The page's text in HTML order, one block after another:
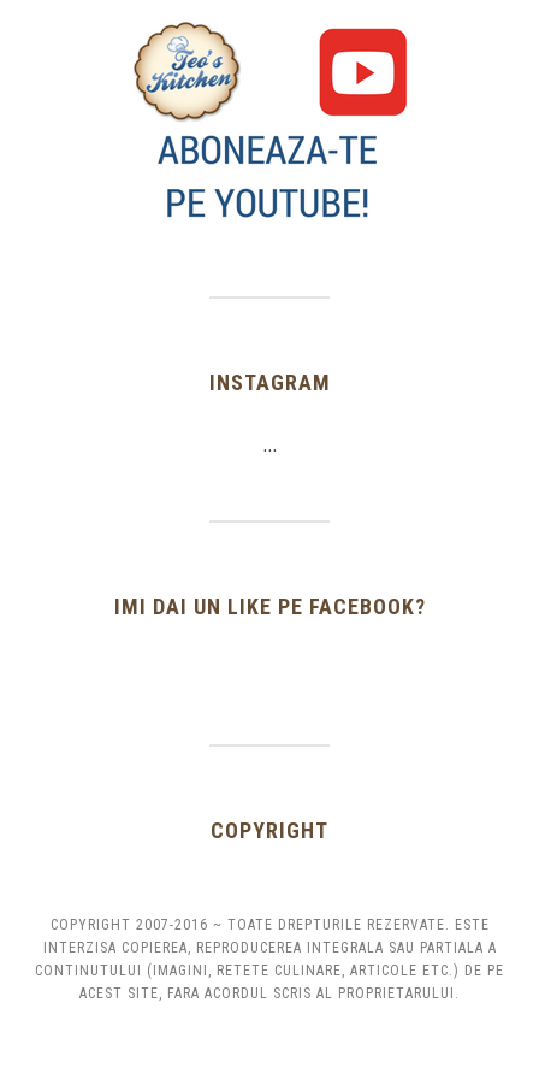
INSTAGRAM
…
IMI DAI UN LIKE PE FACEBOOK?
COPYRIGHT
COPYRIGHT 2007-2016 ~ TOATE DREPTURILE REZERVATE. ESTE
INTERZISA COPIEREA, REPRODUCEREA INTEGRALA SAU PARTIALA A
CONTINUTULUI (IMAGINI, RETETE CULINARE, ARTICOLE ETC.) DE PE
ACEST SITE, FARA ACORDUL SCRIS AL PROPRIETARULUI.